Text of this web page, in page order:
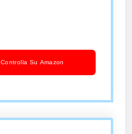
Controlla Su Amazon